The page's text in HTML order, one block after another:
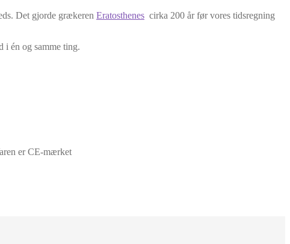
Det gjorde grækeren Eratosthenes cirka 200 år før vores tidsregning
i én og samme ting.
er CE-mærket